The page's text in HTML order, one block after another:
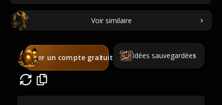
Voir similaire
Créer un compte gratuit Idées sauvegardées